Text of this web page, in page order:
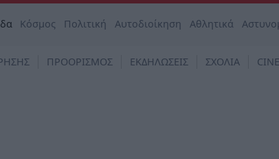
Κόσμος Πολιτική Αυτοδιοίκηση Αθλητικά
ΠΡΟΟΡΙΣΜΟΣ ΕΚΔΗΛΩΣΕΙΣ ΣΧΟΛΙΑ